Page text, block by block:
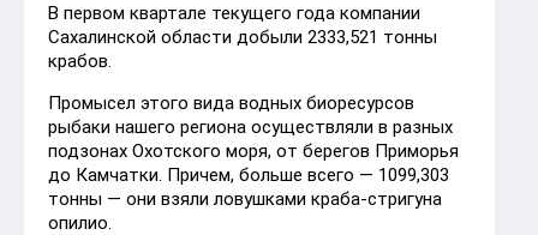
В первом квартале текущего года компании
Сахалинской области добыли 2333,521 тонны
крабов.
Промысел этого вида водных биоресурсов
рыбаки нашего региона осуществляли в разных
подзонах Охотского моря, от берегов Приморья
до Камчатки. Причем, больше всего — 1099,303
тонны — они взяли ловушками краба-стригуна
опилио.